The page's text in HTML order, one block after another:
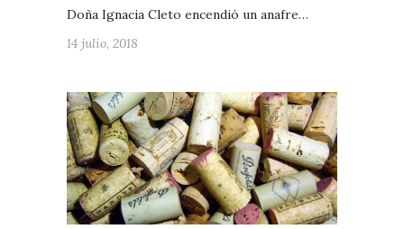
Doña Ignacia Cleto encendió un anafre…
14 julio, 2018